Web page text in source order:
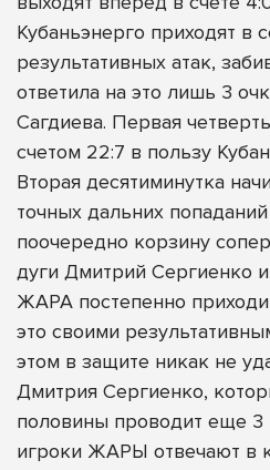
Кубаньэнерго приходят в
результативных атак,
ответила на это лишь 3
Сагдиева. Первая
счетом 22:7 в пользу
Вторая десятиминутка
точных дальних
поочередно корзину
дуги Дмитрий Сергиенко
ЖАРА постепенно
это своими
этом в защите никак не
Дмитрия Сергиенко,
половины проводит еще 3
игроки ЖАРЫ отвечают в